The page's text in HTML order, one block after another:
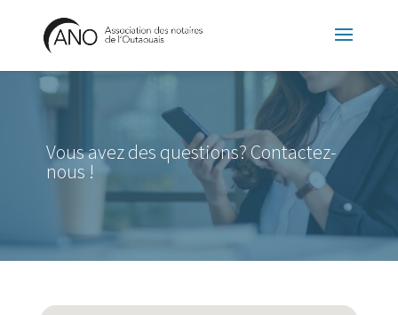
Vous avez des questions? Contactez-
nous !